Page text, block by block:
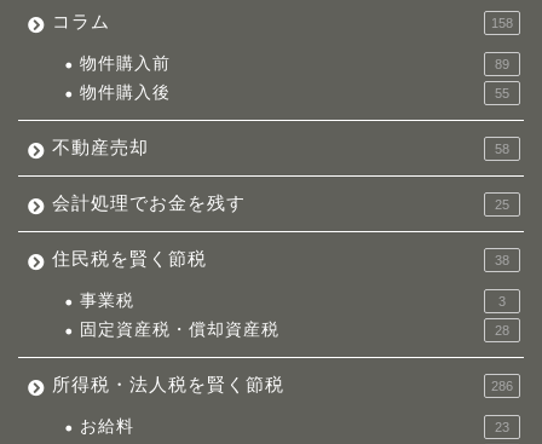
コラム 158
物件購入前 89
物件購入後 55
不動産売却 58
会計処理でお金を残す 25
住民税を賢く節税 38
事業税 3
固定資産税・償却資産税 28
所得税・法人税を賢く節税 286
お給料 23